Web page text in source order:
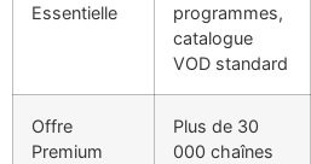
Essentielle
programmes,
catalogue
VOD standard
Offre
Premium
Plus de 30
000 chaînes